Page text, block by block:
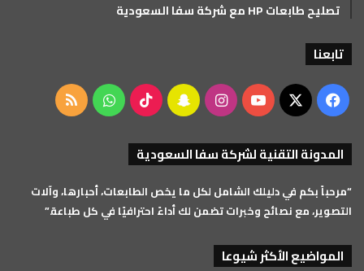
تصليح طابعات HP مع شركة سفا السعودية
تابعنا
فيسبوك
‫X
‫YouTubeانستقرامسناب ‫TikTok واتساب ملخص
المدونة التقنية لشركة سفا السعودية
“مرحباً بكم في دليلك الشامل لكل ما يخص الطابعات، أحبارها، وآلات
التصوير، مع نصائح وخبرات تضمن لك أداءً احترافيًا في كل طباعة.”
المواضيع الأكثر شيوعا